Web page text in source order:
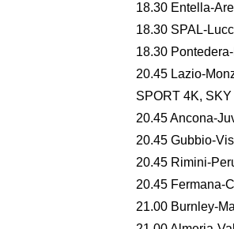
18.30 Entella-
18.30 SPAL-
18.30
20.45 Lazio-
SPORT 4K,
20.45 Ancona-
20.45 Gubbio-
20.45 Rimini-
20.45 Fermana-
21.00 Burnley-